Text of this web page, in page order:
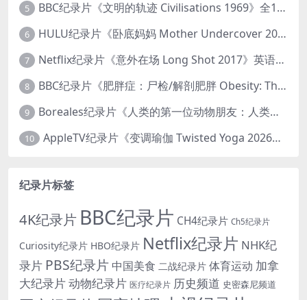
5 BBC纪录片《文明的轨迹 Civilisations 1969》全13集 英语中英双字 高清收藏版 1080P/MKV/64.1G 西方艺术史话
6 HULU纪录片《卧底妈妈 Mother Undercover 2023》全4集 英语中英双字 官方纯净版 1080P/MKV/7.6G 拯救孩子
7 Netflix纪录片《意外在场 Long Shot 2017》英语中字 720P/NKV/1.06GB 美国谋杀误判案件
8 BBC纪录片《肥胖症：尸检/解剖肥胖 Obesity: The Post Mortem 2016》英语中英双字 无水印纯净版 1080P/MKV/1.03G
9 Boreales纪录片《人类的第一位动物朋友：人类和狗的神奇故事 Man’s First Friend 2018》英语中英双字 1080P/MP4/1.8G 狗的神奇故事
10 AppleTV纪录片《变调瑜伽 Twisted Yoga 2026》全3集 英语中英双字 无水印纯净版 1080P/MKV/10G 瑜伽大师背后的真相
纪录片标签
4K纪录片 BBC纪录片 CH4纪录片 Ch5纪录片
Curiosity纪录片 HBO纪录片 Netflix纪录片 NHK纪
录片 PBS纪录片 中国美食 二战纪录片 体育运动 加拿
大纪录片动物纪录片 医疗纪录片 历史频道 史密森尼频道